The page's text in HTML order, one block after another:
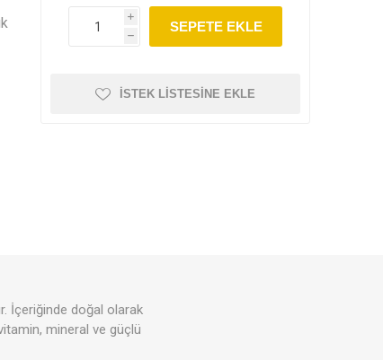
Sporcu Besinleri ve
Takviyeler
Çikolatalar & Püskevitler
Elmasoğlu Vegan Masa Naturiga
i
h
SEPETE EKLE
İSTEK LISTESINE EKLE
İçeriğinde doğal olarak
mineral ve güçlü